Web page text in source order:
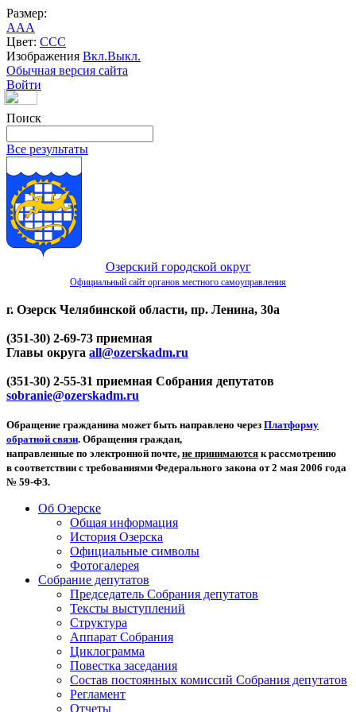
Размер:
AAA
Цвет: CCC
Изображения Вкл.Выкл.
Обычная версия сайта
Войти
Поиск
Все результаты
Озерский городской округ
Официальный сайт органов местного самоуправления
г. Озерск Челябинской области, пр. Ленина, 30а
(351-30) 2-69-73 приемная
Главы округа all@ozerskadm.ru
(351-30) 2-55-31 приемная Собрания депутатов
sobranie@ozerskadm.ru
Обращение гражданина может быть направлено через Платформу
обратной связи. Обращения граждан,
направленные по электронной почте, не принимаются к рассмотрению
в соответствии с требованиями Федерального закона от 2 мая 2006 года
№ 59-ФЗ.
Об Озерске
Общая информация
История Озерска
Официальные символы
Фотогалерея
Собрание депутатов
Председатель Собрания депутатов
Тексты выступлений
Структура
Аппарат Собрания
Циклограмма
Повестка заседания
Состав постоянных комиссий Собрания депутатов
Регламент
Отчеты